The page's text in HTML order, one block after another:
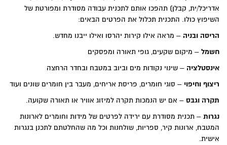
אדריכל/ית, קבלן) תהפכו אותם לתכנית עבודה מסודרת ומפורטת של
השיפוץ כולו. התכנית תכלול את הפרטים הבאים:
הריסה ובניה – מראה אילו קירות יהרסו ואילו ייבנו מחדש.
חשמל – מיקום שקעים, גופי תאורה ומפסקים
אינסטלציה – שינוי נקודות מים וביוב במטבח ובחדר הרחצה
ריצוף וחיפוי – סוגי חומרים, פריסת אריחים, מעבר בין חומרים שונים ועוד
תקרה וגבס – אם יש הנמכות תקרה למיזוג אוויר או תאורה שקועה.
נגרות – תכנית מסודרת עם ירידה לפרטים של מידות וחומרים לארונות
המטבח, ארונות קיר, ספריות, שולחנות וכל מה שהחלטתם לתכנן בנגרות
אישית.